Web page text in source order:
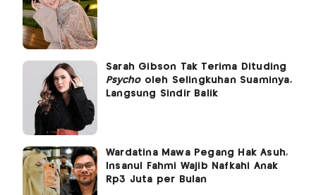
Sarah Gibson Tak Terima Dituding
Psychooleh Selingkuhan Suaminya,
Langsung Sindir Balik
Wardatina Mawa Pegang Hak Asuh,
Insanul Fahmi Wajib Nafkahi Anak
Rp3 Juta per Bulan